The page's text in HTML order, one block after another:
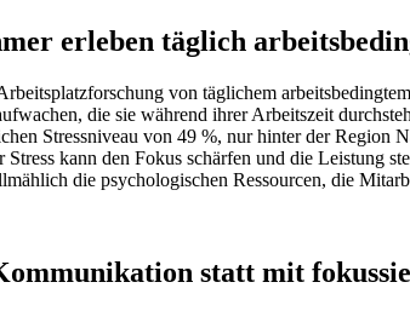
erleben täglich
von täglichem
die sie während ihrer Arbeitszeit
Stressniveau von 49 %, nur hinter der
kann den Fokus schärfen und die Leistung
die psychologischen Ressourcen, die
statt mit